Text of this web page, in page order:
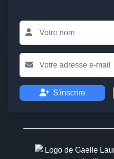
S'inscrire